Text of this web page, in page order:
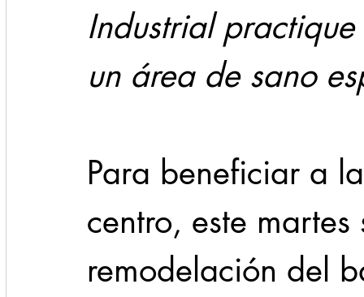
Industrial
un área de sano
Para beneficiar a
centro, este
remodelación del